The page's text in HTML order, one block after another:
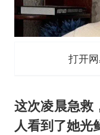
打开
这次凌晨急救
人看到了她光